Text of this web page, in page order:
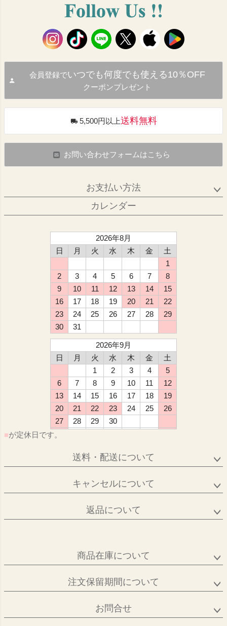
会員登録でいつでも何度でも使える10％OFF
クーポンプレゼント
5,500円以上送料無料
お問い合わせフォームはこちら
お支払い方法
カレンダー
2026年8月
日
月 火 水 木 金
土
1
2
3 4 5 6 7
8
9
10 11 12 13 14
15
16
17 18 19 20 21
22
23
24 25 26 27 28
29
30
31
2026年9月
日
月 火 水 木 金
土
1
2 3 4
5
6
7 8 9 10 11
12
13
14 15 16 17 18
19
20
21 22 23 24 25
26
27
28 29
30
■が定休日です。
送料・配送について
キャンセルについて
返品について
商品在庫について
注文保留期間について
お問合せ